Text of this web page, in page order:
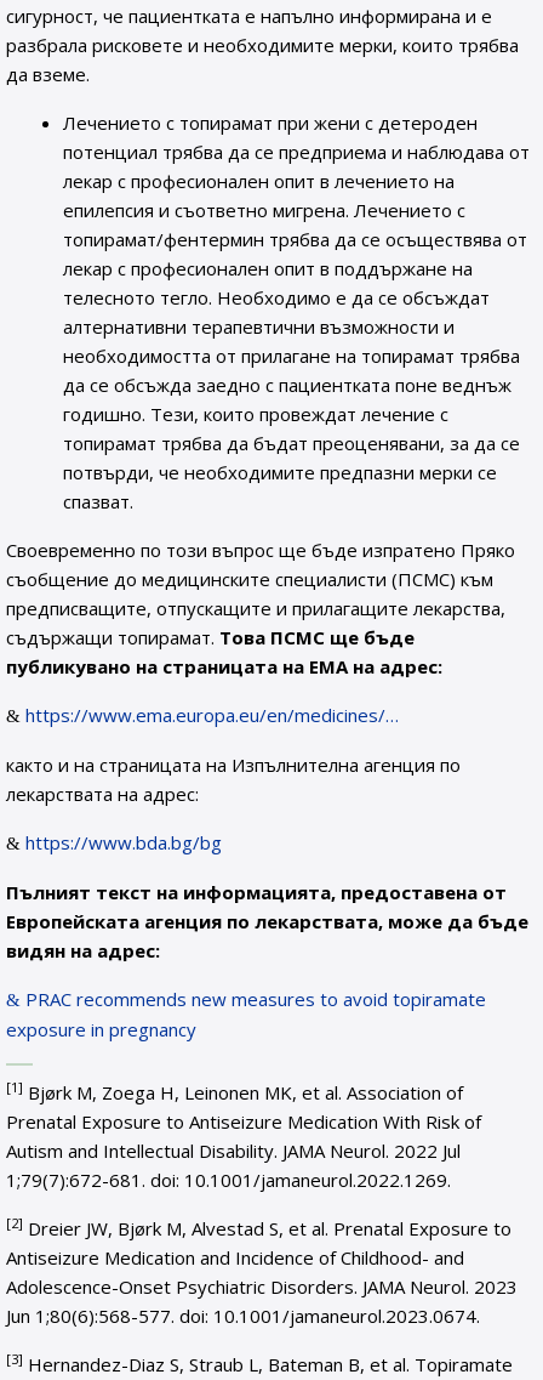
сигурност, че пациентката е напълно информирана и е
разбрала рисковете и необходимите мерки, които трябва
да вземе.
Лечението с топирамат при жени с детероден
потенциал трябва да се предприема и наблюдава от
лекар с професионален опит в лечението на
епилепсия и съответно мигрена. Лечението с
топирамат/фентермин трябва да се осъществява от
лекар с професионален опит в поддържане на
телесното тегло. Необходимо е да се обсъждат
алтернативни терапевтични възможности и
необходимостта от прилагане на топирамат трябва
да се обсъжда заедно с пациентката поне веднъж
годишно. Тези, които провеждат лечение с
топирамат трябва да бъдат преоценявани, за да се
потвърди, че необходимите предпазни мерки се
спазват.
Своевременно по този въпрос ще бъде изпратено Пряко
съобщение до медицинските специалисти (ПСМС) към
предписващите, отпускащите и прилагащите лекарства,
съдържащи топирамат. Това ПСМС ще бъде
публикувано на страницата на ЕМА на адрес:
https://www.ema.europa.eu/en/medicines/…
както и на страницата на Изпълнителна агенция по
лекарствата на адрес:
https://www.bda.bg/bg
Пълният текст на информацията, предоставена от
Европейската агенция по лекарствата, може да бъде
видян на адрес:
PRAC recommends new measures to avoid topiramate
exposure in pregnancy
[1] Bjørk M, Zoega H, Leinonen MK, et al. Association of
Prenatal Exposure to Antiseizure Medication With Risk of
Autism and Intellectual Disability. JAMA Neurol. 2022 Jul
1;79(7):672-681. doi: 10.1001/jamaneurol.2022.1269.
[2] Dreier JW, Bjørk M, Alvestad S, et al. Prenatal Exposure to
Antiseizure Medication and Incidence of Childhood- and
Adolescence-Onset Psychiatric Disorders. JAMA Neurol. 2023
Jun 1;80(6):568-577. doi: 10.1001/jamaneurol.2023.0674.
[3] Hernandez-Diaz S, Straub L, Bateman B, et al. Topiramate